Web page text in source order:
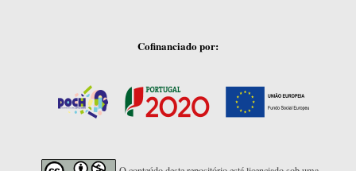
Cofinanciado por: